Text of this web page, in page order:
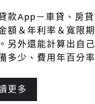
款App－車貸、房
額＆年利率＆寬限
另外還能計算出自
多少、費用年百分
更多